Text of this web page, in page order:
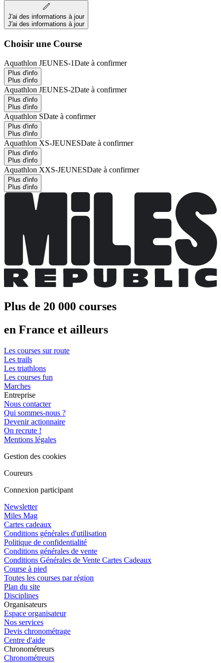
J'ai des informations à jour
J'ai des informations à jour
Choisir une Course
Aquathlon JEUNES-1Date à confirmer
Plus d'info
Plus d'info
Aquathlon JEUNES-2Date à confirmer
Plus d'info
Plus d'info
Aquathlon SDate à confirmer
Plus d'info
Plus d'info
Aquathlon XS-JEUNESDate à confirmer
Plus d'info
Plus d'info
Aquathlon XXS-JEUNESDate à confirmer
Plus d'info
Plus d'info
Plus de 20 000 courses
en France et ailleurs
Les courses sur route
Les trails
Les triathlons
Les courses fun
Marches
Entreprise
Nous contacter
Qui sommes-nous ?
Devenir actionnaire
On recrute !
Mentions légales
Gestion des cookies
Coureurs
Connexion participant
Newsletter
Miles Mag
Cartes cadeaux
Conditions générales d'utilisation
Politique de confidentialité
Conditions générales de vente
Conditions Générales de Vente Cartes Cadeaux
Course à pied
Toutes les courses par région
Plan du site
Disciplines
Organisateurs
Espace organisateur
Nos services
Devis chronométrage
Centre d'aide
Chronométreurs
Chronométreurs